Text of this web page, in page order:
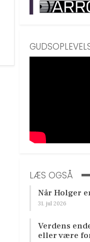
LÆS OGSÅ
Når Holger
31. jul 2026
Verdens
eller være